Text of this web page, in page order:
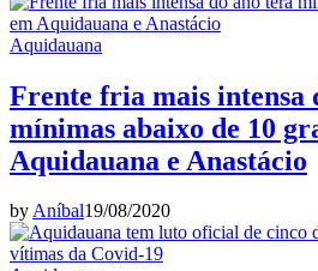
Aquidauana
Frente fria mais intensa
mínimas abaixo de 10
Aquidauana e Anastácio
byAníbal19/08/2020